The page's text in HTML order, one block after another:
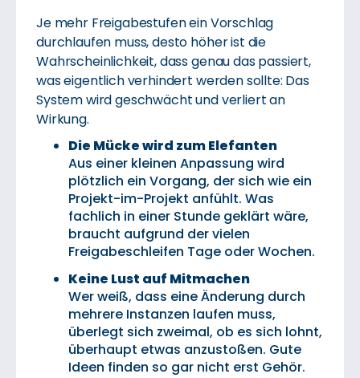
Je mehr Freigabestufen ein Vorschlag
durchlaufen muss, desto höher ist die
Wahrscheinlichkeit, dass genau das passiert,
was eigentlich verhindert werden sollte: Das
System wird geschwächt und verliert an
Wirkung.
Die Mücke wird zum Elefanten
Aus einer kleinen Anpassung wird
plötzlich ein Vorgang, der sich wie ein
Projekt-im-Projekt anfühlt. Was
fachlich in einer Stunde geklärt wäre,
braucht aufgrund der vielen
Freigabeschleifen Tage oder Wochen.
Keine Lust auf Mitmachen
Wer weiß, dass eine Änderung durch
mehrere Instanzen laufen muss,
überlegt sich zweimal, ob es sich lohnt,
überhaupt etwas anzustoßen. Gute
Ideen finden so gar nicht erst Gehör.